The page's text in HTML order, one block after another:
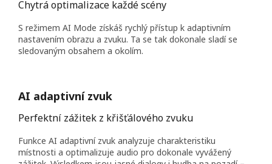
Chytrá optimalizace každé scény
S režimem AI Mode získáš rychlý přístup k adaptivním
nastavením obrazu a zvuku. Ta se tak dokonale sladí se
sledovaným obsahem a okolím.
AI adaptivní zvuk
Perfektní zážitek z křišťálového zvuku
Funkce AI adaptivní zvuk analyzuje charakteristiku
místnosti a optimalizuje audio pro dokonale vyvážený